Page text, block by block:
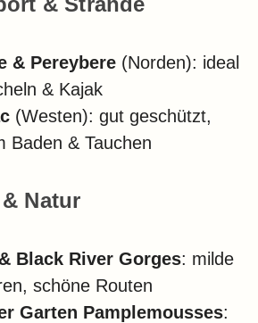
& Pereybere (Norden): ideal
& Kajak
(Westen): gut geschützt,
Baden & Tauchen
Natur
Black River Gorges: milde
schöne Routen
Garten Pamplemousses: